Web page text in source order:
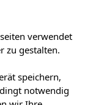
verwendet
zu gestalten.
speichern,
notwendig